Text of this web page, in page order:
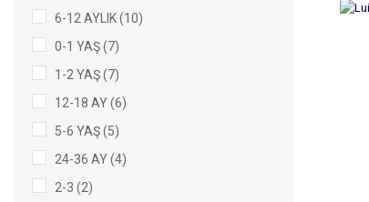
6-12 AYLIK (10)
0-1 YAŞ (7)
1-2 YAŞ (7)
12-18 AY (6)
5-6 YAŞ (5)
24-36 AY (4)
2-3 (2)